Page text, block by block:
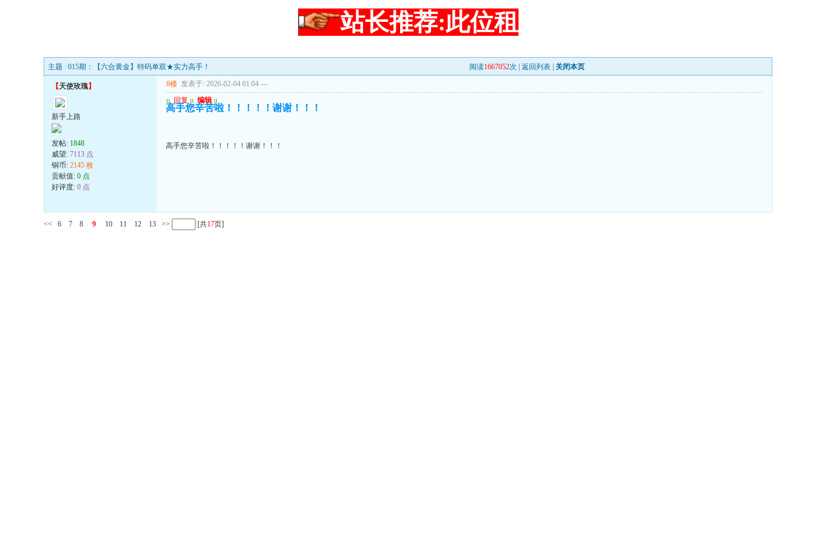
站长推荐:此位租
主题 : 015期：【六合黄金】特码单双★实力高手！ 阅读1667052次 | 返回列表 关闭本页
【天使玫瑰】
新手上路
发帖: 1848
威望: 7113 点
铜币: 2145 枚
贡献值: 0 点
好评度: 0 点
8楼 发表于: 2026-02-04 01:04 ---
u 回复 u 编辑 u
高手您辛苦啦！！！！！谢谢！！！
高手您辛苦啦！！！！！谢谢！！！
<< 6 7 8 9 10 11 12 13 >> [共17页]